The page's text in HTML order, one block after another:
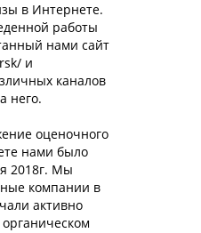
в Интернете.
работы
нами сайт
и
каналов
него.
оценочного
нами было
2018г. Мы
компании в
активно